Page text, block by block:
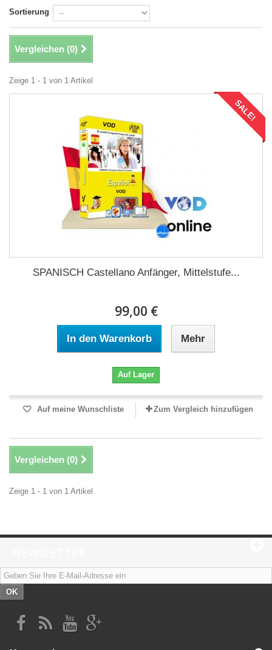
Sortierung
Vergleichen (0)
Zeige 1 - 1 von 1 Artikel
SALE!
SPANISCH Castellano Anfänger, Mittelstufe...
99,00 €
In den Warenkorb Mehr
Auf Lager
Auf meine Wunschliste Zum Vergleich hinzufügen
Vergleichen (0)
Zeige 1 - 1 von 1 Artikel
OK